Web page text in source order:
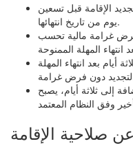
الإقامة قبل تسعين
يوم من تاريخ انتهائها.
غرامة مالية تحسب
أيام بعد انتهاء المهلة
إلى ثلاثة أيام، يصبح
صلاحية الإقامة